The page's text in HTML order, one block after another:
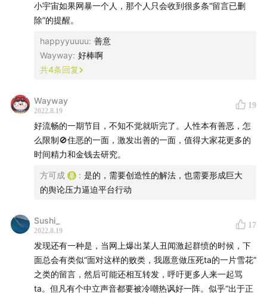
网暴的背景
网暴者热衷于玩梗
编造“渣女”谣言、荡妇羞辱
11:29 对网暴受害者的支持
13:28 插播荐书信息
回应，还是不回应？
受害者讲述的缺失
树洞就是”粪坑“？
28:35 你有释放善意的权利
30:22 更间接，但更根本的解法
荐书
贾雷德·戴蒙德作品套装：k.youshop10.com
小宇宙如果网暴一个人，那个人只会收到很多条“留言已删
除”的提醒。
happyyuuuu: 善意
Wayway: 好棒啊
共4条回复
Wayway
2022.8.19
19
好流畅的一期节目，不知不觉就听完了。人性本有善恶，怎
么限制🚫住恶的一面，激发出善的一面，值得大家花更多的
时间精力和金钱去研究。
方可成 : 是的，需要创造性的解法，也需要形成巨大
的舆论压力逼迫平台行动
Sushi_
2022.8.19
17
发现还有一种是，当网上爆出某人丑闻激起群愤的时候，下
面总会有类似“面对这样的败类，我愿意做压死ta的一片雪花”
之类的留言，然后可能还相互转发，呼吁更多人来一起骂
ta。但凡有个中立声音都要被冷嘲热讽好一阵。似乎“出于正